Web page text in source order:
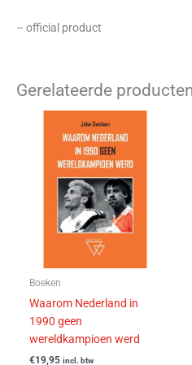
– official product
Gerelateerde producten
Boeken
Waarom Nederland in
1990 geen
wereldkampioen werd
€19,95 incl. btw